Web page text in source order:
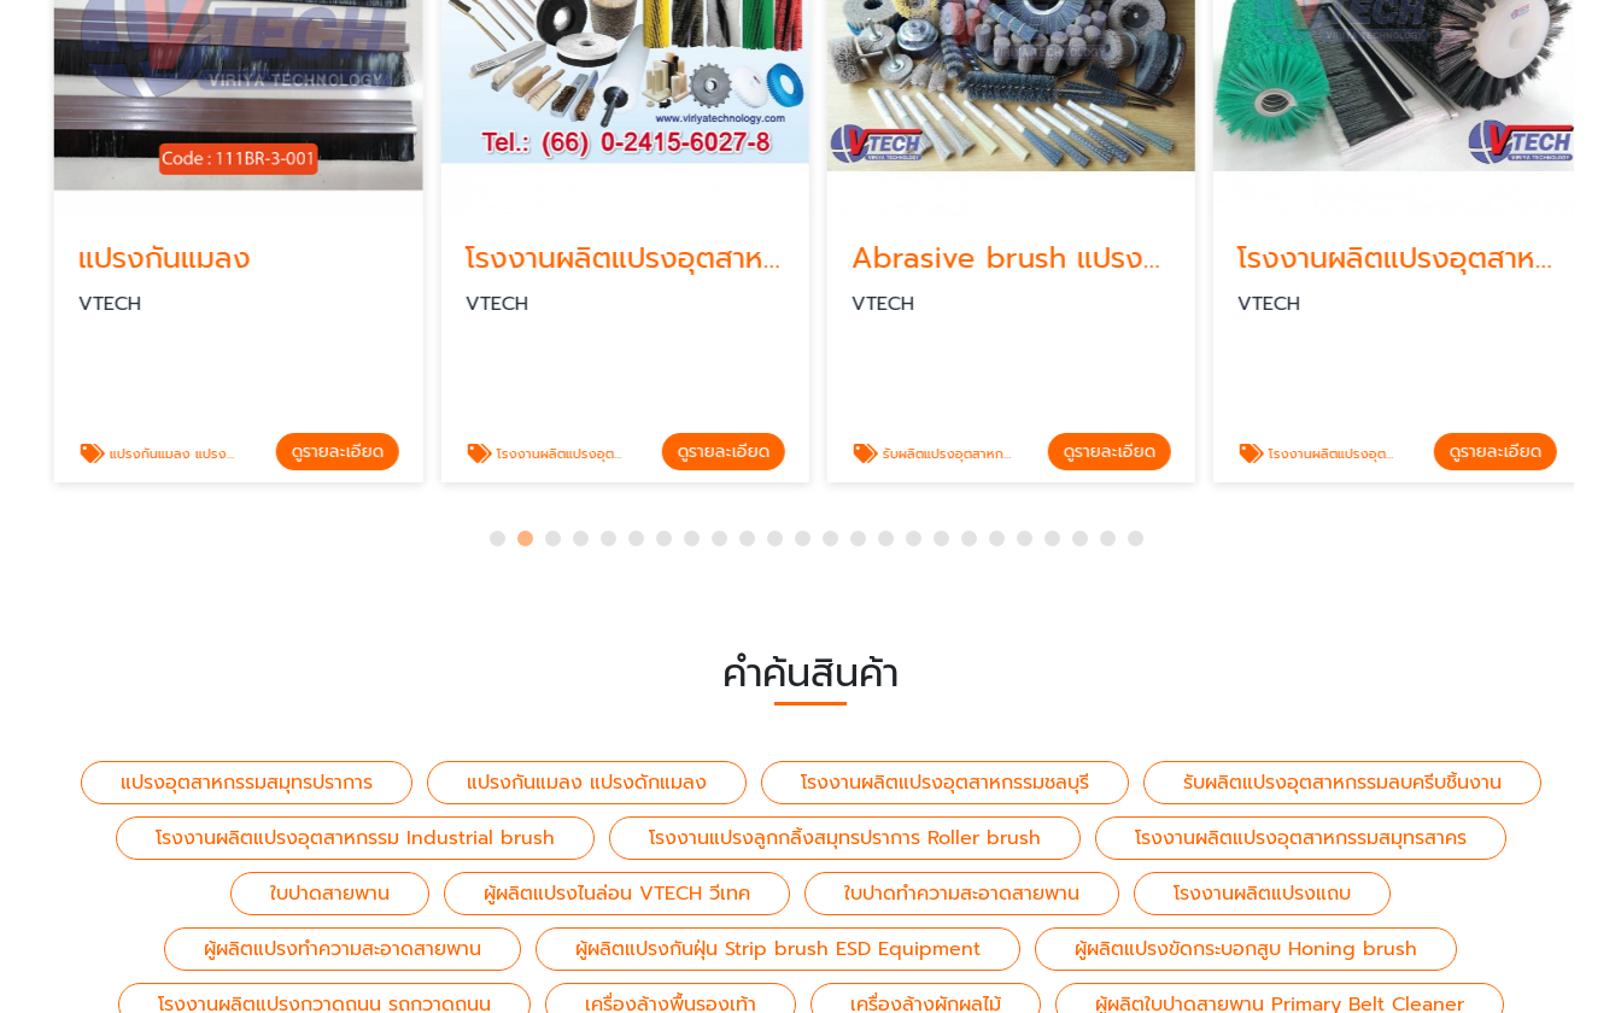
แปรงกันแมลง
VTECH
แปรงกันแมลง แปรงดักแมลง ดูรายละเอียด
โรงงานผลิตแปรงอุตสาหกรรมชลบุรี
VTECH
โรงงานผลิตแปรงอุตสาหกรรมชลบุรี ดูรายละเอียด
Abrasive brush แปรงอุตสาหกรรม
VTECH
รับผลิตแปรงอุตสาหกรรมลบครีบชิ้นงาน ดูรายละเอียด
โรงงานผลิตแปรงอุตสาหกรรม
VTECH
โรงงานผลิตแปรงอุตสาหกรรม Industrial brush ดูรายละเอียด
คำค้นสินค้า
แปรงอุตสาหกรรมสมุทรปราการ แปรงกันแมลง แปรงดักแมลง โรงงานผลิตแปรงอุตสาหกรรมชลบุรี
รับผลิตแปรงอุตสาหกรรมลบครีบชิ้นงาน
โรงงานผลิตแปรงอุตสาหกรรม Industrial brush
โรงงานแปรงลูกกลิ้งสมุทรปราการ Roller brush
โรงงานผลิตแปรงอุตสาหกรรมสมุทรสาคร
ใบปาดสายพาน
ผู้ผลิตแปรงไนล่อน VTECH วีเทค ใบปาดทำความสะอาดสายพาน
โรงงานผลิตแปรงแถบ
ผู้ผลิตแปรงทำความสะอาดสายพาน
ผู้ผลิตแปรงกันฝุ่น Strip brush ESD Equipment
ผู้ผลิตแปรงขัดกระบอกสูบ Honing brush
โรงงานผลิตแปรงกวาดถนน รถกวาดถนน
เครื่องล้างพื้นรองเท้า เครื่องล้างผักผลไม้ ผู้ผลิตใบปาดสายพาน Primary Belt Cleaner